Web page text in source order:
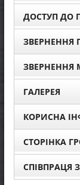
ДОСТУП ДО
ЗВЕРНЕННЯ
ЗВЕРНЕННЯ
ГАЛЕРЕЯ
КОРИСНА
СТОРІНКА
СПІВПРАЦЯ